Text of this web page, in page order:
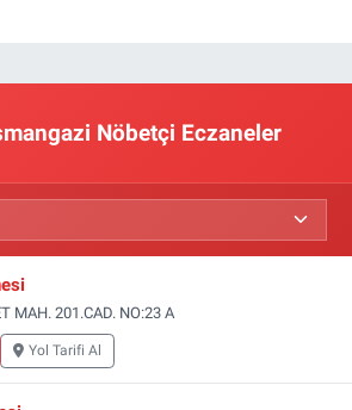
Nöbetçi Eczaneler
MAH. 201.CAD. NO:23 A
Yol Tarifi Al